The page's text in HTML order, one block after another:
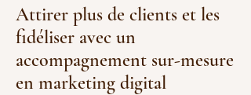
Attirer plus de clients et les
fidéliser avec un
accompagnement sur-mesure
en marketing digital